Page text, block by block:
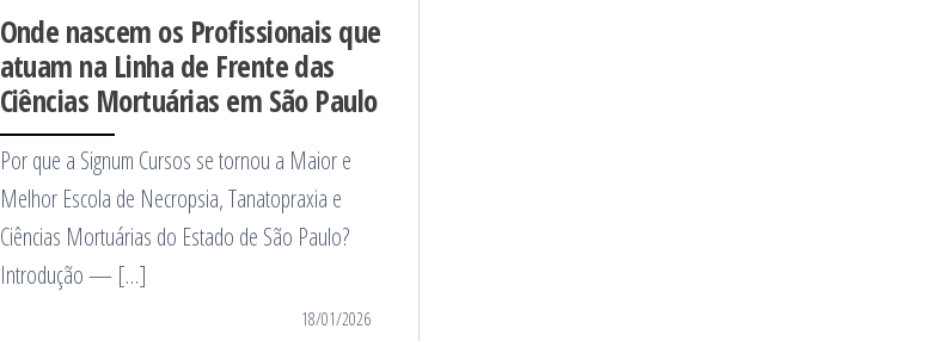
Onde nascem os Profissionais que
atuam na Linha de Frente das
Ciências Mortuárias em São Paulo
Por que a Signum Cursos se tornou a Maior e
Melhor Escola de Necropsia, Tanatopraxia e
Ciências Mortuárias do Estado de São Paulo?
Introdução — […]
18/01/2026